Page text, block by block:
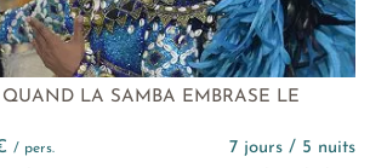
QUAND LA SAMBA EMBRASE LE
/ pers.
7 jours / 5 nuits